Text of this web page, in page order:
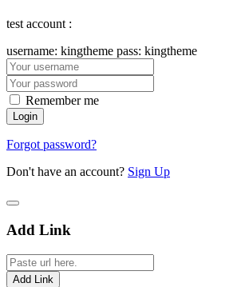
test account :
username: kingtheme pass: kingtheme
Remember me
Forgot password?
Don't have an account? Sign Up
Add Link
Add Link